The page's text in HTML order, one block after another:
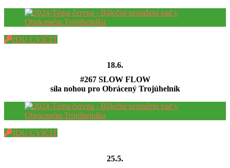
JDU CVIČIT
18.6.
#267 SLOW FLOW
síla nohou pro Obrácený Trojúhelník
JDU CVIČIT
25.5.